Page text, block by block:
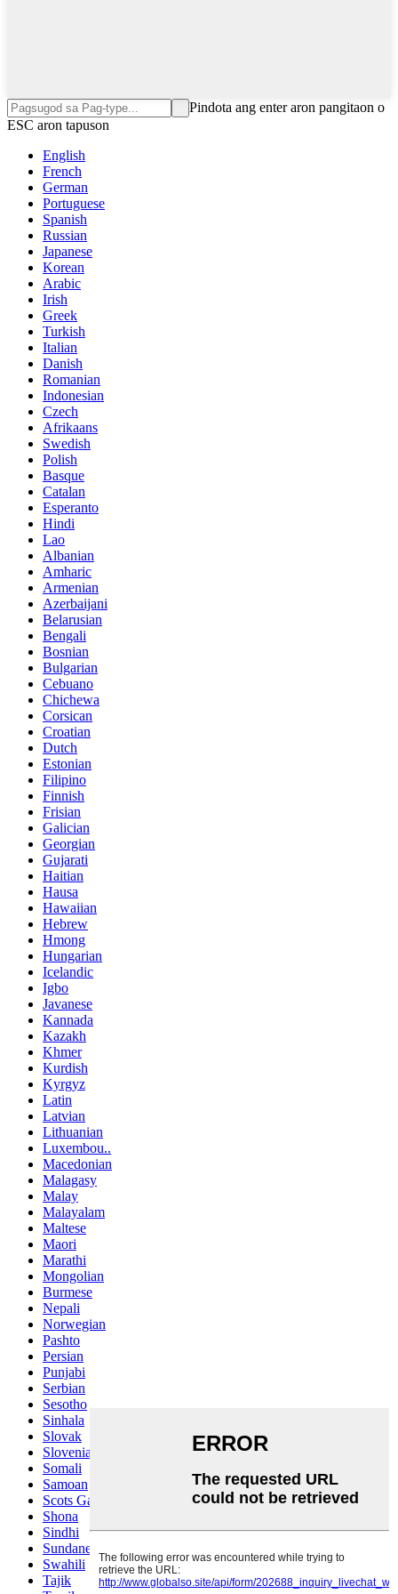
Pindota ang enter aron pangitaon o
ESC aron tapuson
English
French
German
Portuguese
Spanish
Russian
Japanese
Korean
Arabic
Irish
Greek
Turkish
Italian
Danish
Romanian
Indonesian
Czech
Afrikaans
Swedish
Polish
Basque
Catalan
Esperanto
Hindi
Lao
Albanian
Amharic
Armenian
Azerbaijani
Belarusian
Bengali
Bosnian
Bulgarian
Cebuano
Chichewa
Corsican
Croatian
Dutch
Estonian
Filipino
Finnish
Frisian
Galician
Georgian
Gujarati
Haitian
Hausa
Hawaiian
Hebrew
Hmong
Hungarian
Icelandic
Igbo
Javanese
Kannada
Kazakh
Khmer
Kurdish
Kyrgyz
Latin
Latvian
Lithuanian
Luxembou..
Macedonian
Malagasy
Malay
Malayalam
Maltese
Maori
Marathi
Mongolian
Burmese
Nepali
Norwegian
Pashto
Persian
Punjabi
Serbian
Sesotho
Sinhala
Slovak
Slovenian
Somali
Samoan
Scots Gaelic
Shona
Sindhi
Sundanese
Swahili
Tajik